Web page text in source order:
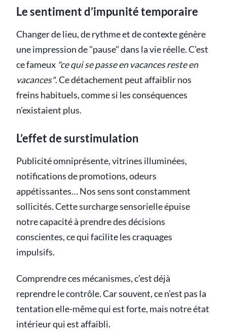
Le sentiment d’impunité temporaire
Changer de lieu, de rythme et de contexte génère
une impression de "pause" dans la vie réelle. C’est
ce fameux "ce qui se passe en vacances reste en
vacances". Ce détachement peut affaiblir nos
freins habituels, comme si les conséquences
n’existaient plus.
L’effet de surstimulation
Publicité omniprésente, vitrines illuminées,
notifications de promotions, odeurs
appétissantes… Nos sens sont constamment
sollicités. Cette surcharge sensorielle épuise
notre capacité à prendre des décisions
conscientes, ce qui facilite les craquages
impulsifs.
Comprendre ces mécanismes, c’est déjà
reprendre le contrôle. Car souvent, ce n’est pas la
tentation elle-même qui est forte, mais notre état
intérieur qui est affaibli.